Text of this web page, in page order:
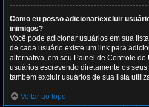
Como eu posso adicionar/excluir
inimigos?
Você pode adicionar usuários em sua
de cada usuário existe um link para
alternativa, em seu Painel de Controle
usuários escrevendo diretamente os
também excluir usuários de sua lista
Voltar ao topo